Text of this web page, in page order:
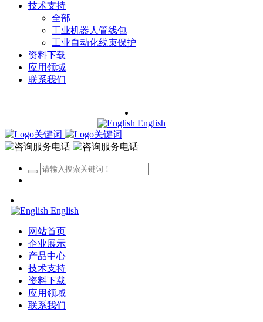
技术支持
全部
工业机器人管线包
工业自动化线束保护
资料下载
应用领域
联系我们
English
English
网站首页
企业展示
产品中心
技术支持
资料下载
应用领域
联系我们